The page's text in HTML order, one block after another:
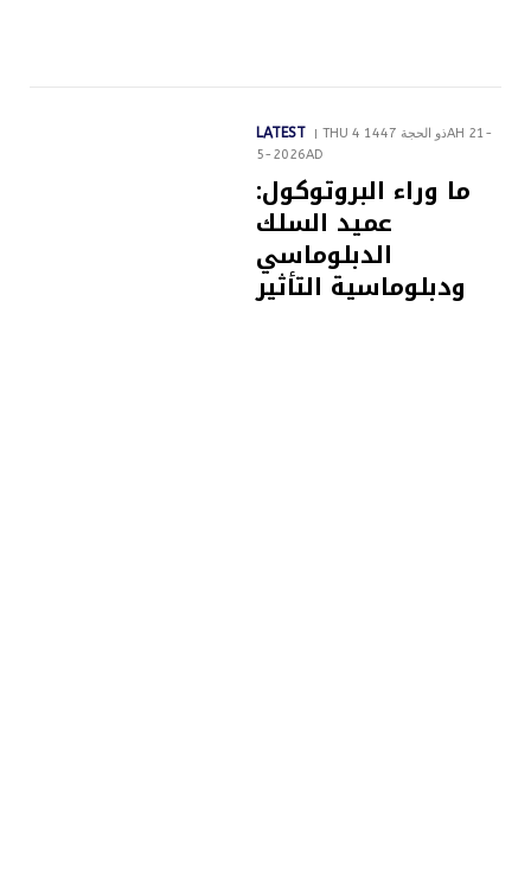
LATEST
THU 4 ذو الحجة 1447AH 21-
5-2026AD
ما وراء البروتوكول:
عميد السلك
الدبلوماسي
ودبلوماسية التأثير